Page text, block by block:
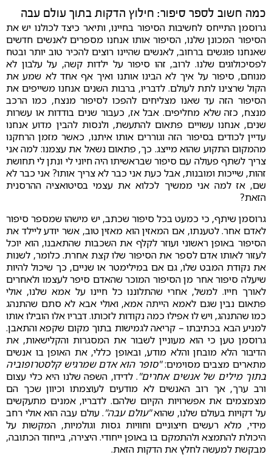
כמה חשוב לספר סיפור: חילוץ הדקות בתוך עולם עבה
גרוסמן התייחס לחשיבות הסיפור בחיינו, ותיאר כיצד לכולנו יש את
הסיפור המכונן שלנו, הסיפור אותו אנחנו מספרים לאנשים חדשים
שאנחנו פוגשים ברחוב, לאנשים שהיינו רוצים להכיר טוב יותר ובטח
לפסיכולוגים שלנו. לרוב, זהו סיפור על ילדות קשה, על עלבון לא
מנוחם, סיפור על איך לא הבינו אותנו ואיך אף אחד לא שמע את
הקול שרצינו לתת לעולם. לדבריו, ברבות השנים אנחנו משייפים את
הסיפור הזה עד שאנו מצליחים להפכו לסיפור מנצח, כמו הרכב
מנצח, כזה שלא מחליפים. אבל אז, כעבור שנים בודדות או עשרות
שנים, אנחנו עשויים פתאום להתעשת, ולנסות להבין מדוע אנחנו
עדיין לכודים בסיפור הזה וגוררים אותו איתנו, כאשר מזמן הרחקנו
מהמקום התקוע שהוא מייצג. כך, פתאום נשאל את עצמנו: למה אני
צריך לשתף פעולה עם סיפור שבראשיתו היה חיוני לי ונתן לי תחושת
זהות, שייכות ומובנות, אבל כעת אני כבר לא צריך אותו? אני כבר לא
שם, אז למה אני ממשיך לכלוא את עצמי בסיטואציה ההרסנית
הזאת?
גרוסמן שיתף, כי כמעט בכל סיפור שכתב, יש מישהו שמספר סיפור
לאדם אחר. לטענתו, אם המאזין הוא מאזין טוב, אשר יודע ליילד את
הסיפור באופן ראשוני ועוזר לקלף את השכבות שהתאבנו, הוא יוכל
לעזור לאותו אדם לספר את הסיפור שלו קצת אחרת. כלומר, לשנות
את נקודת המבט שלו, גם אם במילימטר או שניים, כך שיכול להיות
שיעלה סיפור אחר מן הסיפור המוכר שהאדם סיפר לעצמו ולאחרים
לאורך חייו. למשל, אחרי שהתלוננו כל חיינו על אמא שלנו, אולי
פתאום נבין שגם לאמא הייתה אמא, ואולי אבא לא סתם שהתנהג
כמו שהתנהג, ויש לו אפילו כמה נקודות לזכותו. דבריו אלו הובילו אותו
למניע הבא בכתיבתו – קריאה לגמישות בתוך מקום שקפא והתאבן.
גרוסמן טען כי הוא מעוניין לשבור את המסגרות והקלישאות, את
הדיבור הלא מובחן והלא מודע, ובאופן כללי, את האופן בו אנשים
מתארים מצבים מסוימים:"סופר הוא אדם שמרגיש קלסטרופוביה
בתוך מילים של אנשים אחרים". לדידו, השפה שלנו היא כלי עצום
ורב ערך, אך רוב האנשים לא מודעים לעוצמתו וכיוון שכך הם
מצמצמים את אפשרויות הקיום שלהם. לדבריו, אמנים מתעקשים
על דקויות בעולם שלנו, שהוא"עולם עבה". עולם עבה הוא אולי רחב
מידי, מלא רעשים חיצוניים וחוויות גסות וגולמיות, המקשות על
היכולת להתמצא ולהתמקם בו באופן ייחודי. היצירה, בייחוד הכתובה,
מבקשת למעשה לחלץ את הדקות הזאת.